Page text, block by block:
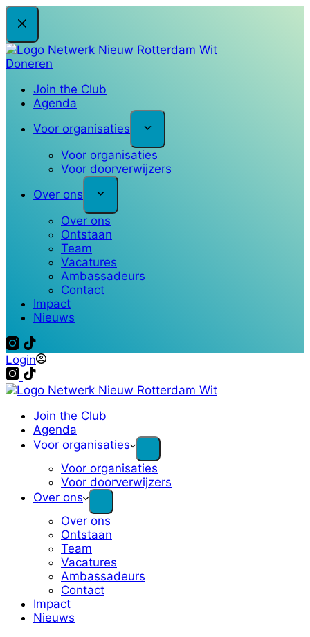
Ga
naar
de
inhoud
Doneren
Join the Club
Agenda
Voor organisaties
Voor organisaties
Voor doorverwijzers
Over ons
Over ons
Ontstaan
Team
Vacatures
Ambassadeurs
Contact
Impact
Nieuws
Login
Join the Club
Agenda
Voor organisaties
Voor organisaties
Voor doorverwijzers
Over ons
Over ons
Ontstaan
Team
Vacatures
Ambassadeurs
Contact
Impact
Nieuws